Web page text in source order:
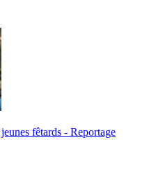
fêtards - Reportage